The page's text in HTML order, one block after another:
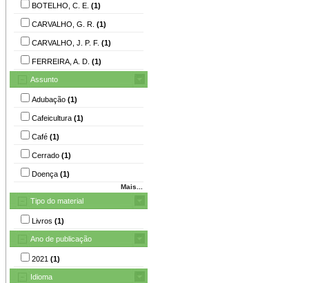
BOTELHO, C. E. (1)
CARVALHO, G. R. (1)
CARVALHO, J. P. F. (1)
FERREIRA, A. D. (1)
Assunto
Adubação (1)
Cafeicultura (1)
Café (1)
Cerrado (1)
Doença (1)
Mais...
Tipo do material
Livros (1)
Ano de publicação
2021 (1)
Idioma